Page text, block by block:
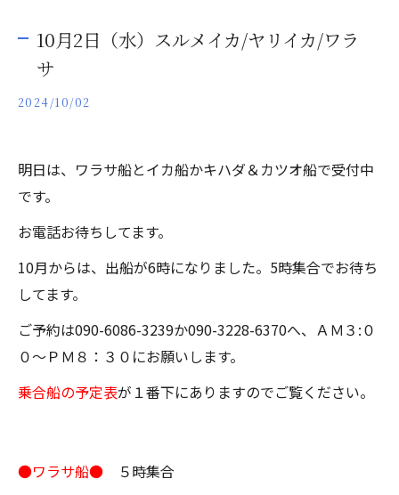
10月2日（水）スルメイカ/ヤリイカ/ワラ
サ
2024/10/02
明日は、ワラサ船とイカ船かキハダ＆カツオ船で受付中
です。
お電話お待ちしてます。
10月からは、出船が6時になりました。5時集合でお待ち
してます。
ご予約は090-6086-3239か090-3228-6370へ、ＡＭ３:０
０～ＰＭ８：３０にお願いします。
乗合船の予定表が１番下にありますのでご覧ください。
●ワラサ船● ５時集合